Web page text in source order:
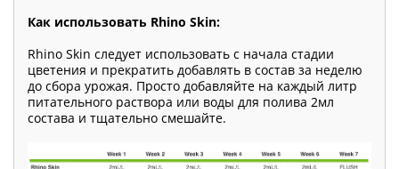
Как использовать Rhino Skin:
Rhino Skin следует использовать с начала стадии
цветения и прекратить добавлять в состав за неделю
до сбора урожая. Просто добавляйте на каждый литр
питательного раствора или воды для полива 2мл
состава и тщательно смешайте.